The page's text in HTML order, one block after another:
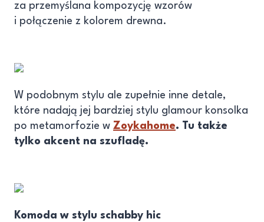
za przemyślana kompozycję wzorów
i połączenie z kolorem drewna.
W podobnym stylu ale zupełnie inne detale,
które nadają jej bardziej stylu glamour konsolka
po metamorfozie w Zoykahome. Tu także
tylko akcent na szufladę.
Komoda w stylu schabby hic